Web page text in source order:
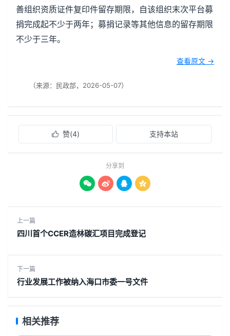
善组织资质证件复印件留存期限，自该组织末次平台募
捐完成起不少于两年；募捐记录等其他信息的留存期限
不少于三年。
查看原文 →
（来源：民政部，2026-05-07）
 赞(4) 支持本站
分享到
   
上一篇
四川首个CCER造林碳汇项目完成登记
下一篇
行业发展工作被纳入海口市委一号文件
相关推荐